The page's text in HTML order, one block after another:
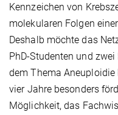
Kennzeichen von
molekularen Folgen
Deshalb möchte das
PhD-Studenten und
dem Thema
vier Jahre besonders
Möglichkeit, das